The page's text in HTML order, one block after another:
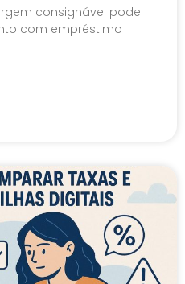
consignável pode
com empréstimo